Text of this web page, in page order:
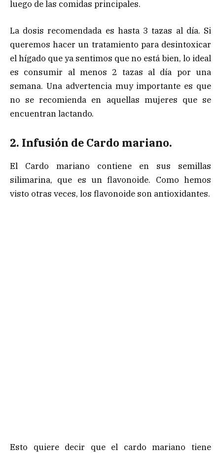
luego de las comidas principales.
La dosis recomendada es hasta 3 tazas al día. Si
queremos hacer un tratamiento para desintoxicar
el hígado que ya sentimos que no está bien, lo ideal
es consumir al menos 2 tazas al día por una
semana. Una advertencia muy importante es que
no se recomienda en aquellas mujeres que se
encuentran lactando.
2. Infusión de Cardo mariano.
El Cardo mariano contiene en sus semillas
silimarina, que es un flavonoide. Como hemos
visto otras veces, los flavonoide son antioxidantes.
Esto quiere decir que el cardo mariano tiene